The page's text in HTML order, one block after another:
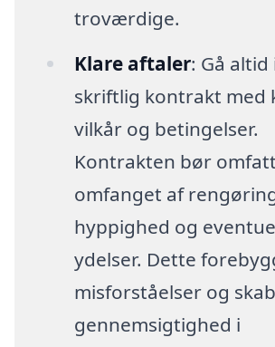
troværdige.
Klare aftaler: Gå altid
skriftlig kontrakt med
vilkår og betingelser.
Kontrakten bør
omfanget af
hyppighed og
ydelser. Dette
misforståelser og
gennemsigtighed i